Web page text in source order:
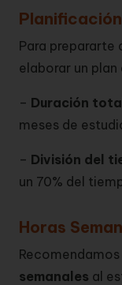
Para prepararte
elaborar un
– Duración
meses de
– División del
un 70% del
Horas
semanales al